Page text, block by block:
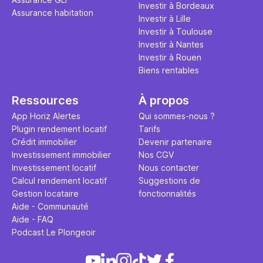
Assurance habitation
Investir à Bordeaux
Investir à Lille
Investir à Toulouse
Investir à Nantes
Investir à Rouen
Biens rentables
Ressources
App Horiz Alertes
Plugin rendement locatif
Crédit immobilier
Investissement immobilier
Investissement locatif
Calcul rendement locatif
Gestion locataire
Aide - Communauté
Aide - FAQ
Podcast Le Plongeoir
À propos
Qui sommes-nous ?
Tarifs
Devenir partenaire
Nos CGV
Nous contacter
Suggestions de
fonctionnalités